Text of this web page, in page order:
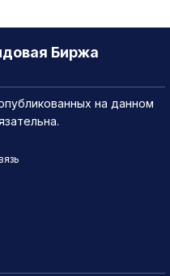
Биржа
на данном